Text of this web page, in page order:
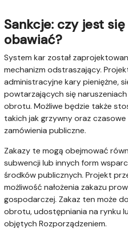
Sankcje: czy jest
obawiać?
System kar został
mechanizm odstraszający.
administracyjne kary pieniężne,
powtarzających się
obrotu. Możliwe będzie także
takich jak grzywny oraz czasowe
zamówienia publiczne.
Zakazy te mogą obejmować
subwencji lub innych form
środków publicznych. Projekt
możliwość nałożenia zakazu
gospodarczej. Zakaz ten może
obrotu, udostępniania na rynku
objętych Rozporządzeniem.